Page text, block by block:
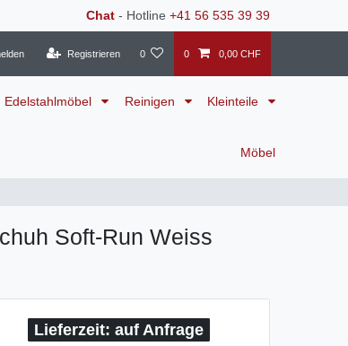
Chat - Hotline +41 56 535 39 39
Registrieren 0 0 0,00 CHF
Edelstahlmöbel Reinigen Kleinteile
Möbel
Soft-Run Weiss
auf Anfrage